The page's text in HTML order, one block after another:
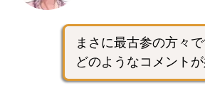
まさに最古参の方々で
どのようなコメント